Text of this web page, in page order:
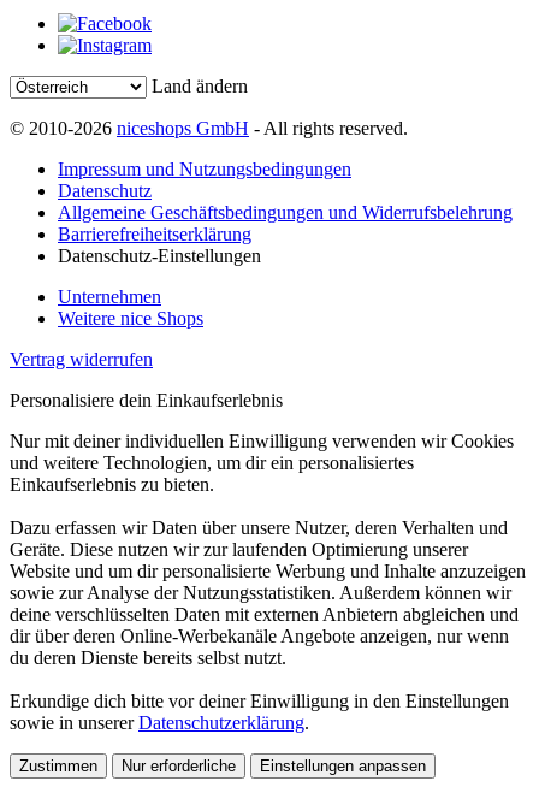
Land ändern
© 2010-2026 niceshops GmbH - All rights reserved.
Impressum und Nutzungsbedingungen
Datenschutz
Allgemeine Geschäftsbedingungen und Widerrufsbelehrung
Barrierefreiheitserklärung
Datenschutz-Einstellungen
Unternehmen
Weitere nice Shops
Vertrag widerrufen
Personalisiere dein Einkaufserlebnis
Nur mit deiner individuellen Einwilligung verwenden wir Cookies
und weitere Technologien, um dir ein personalisiertes
Einkaufserlebnis zu bieten.
Dazu erfassen wir Daten über unsere Nutzer, deren Verhalten und
Geräte. Diese nutzen wir zur laufenden Optimierung unserer
Website und um dir personalisierte Werbung und Inhalte anzuzeigen
sowie zur Analyse der Nutzungsstatistiken. Außerdem können wir
deine verschlüsselten Daten mit externen Anbietern abgleichen und
dir über deren Online-Werbekanäle Angebote anzeigen, nur wenn
du deren Dienste bereits selbst nutzt.
Erkundige dich bitte vor deiner Einwilligung in den Einstellungen
sowie in unsererDatenschutzerklärung.
Zustimmen Nur erforderliche Einstellungen anpassen